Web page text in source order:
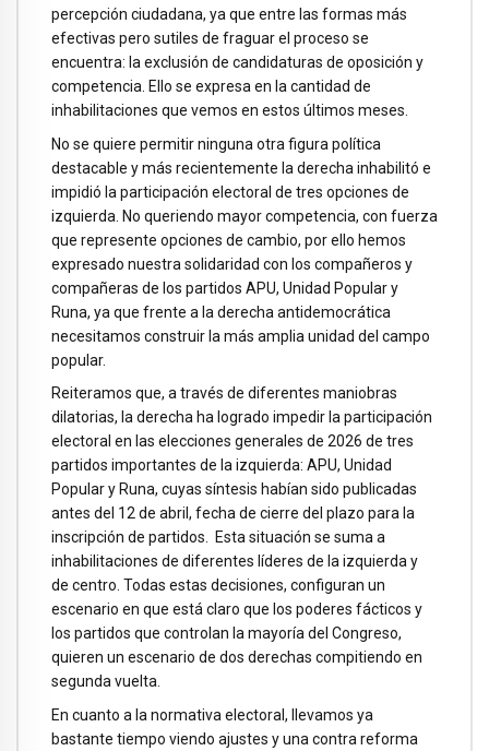
percepción ciudadana, ya que entre las formas más
efectivas pero sutiles de fraguar el proceso se
encuentra: la exclusión de candidaturas de oposición y
competencia. Ello se expresa en la cantidad de
inhabilitaciones que vemos en estos últimos meses.
No se quiere permitir ninguna otra figura política
destacable y más recientemente la derecha inhabilitó e
impidió la participación electoral de tres opciones de
izquierda. No queriendo mayor competencia, con fuerza
que represente opciones de cambio, por ello hemos
expresado nuestra solidaridad con los compañeros y
compañeras de los partidos APU, Unidad Popular y
Runa, ya que frente a la derecha antidemocrática
necesitamos construir la más amplia unidad del campo
popular.
Reiteramos que, a través de diferentes maniobras
dilatorias, la derecha ha logrado impedir la participación
electoral en las elecciones generales de 2026 de tres
partidos importantes de la izquierda: APU, Unidad
Popular y Runa, cuyas síntesis habían sido publicadas
antes del 12 de abril, fecha de cierre del plazo para la
inscripción de partidos. Esta situación se suma a
inhabilitaciones de diferentes líderes de la izquierda y
de centro. Todas estas decisiones, configuran un
escenario en que está claro que los poderes fácticos y
los partidos que controlan la mayoría del Congreso,
quieren un escenario de dos derechas compitiendo en
segunda vuelta.
En cuanto a la normativa electoral, llevamos ya
bastante tiempo viendo ajustes y una contra reforma